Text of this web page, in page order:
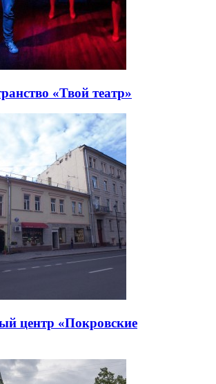
«Твой театр»
центр «Покровские